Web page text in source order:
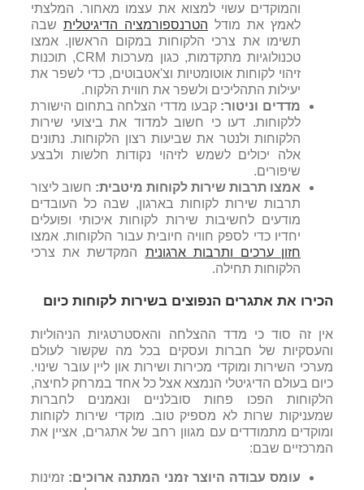
והמוקדים עשוי למצוא את עצמו מאחור. המלצתי
לאמץ את מודל הטרנספורמציה הדיגיטלית שבה
תשימו את צרכי הלקוחות במקום הראשון. אמצו
טכנולוגיות מתקדמות, כגון מערכות CRM, תוכנות
זיהוי לקוחות אוטומטיות וצ'אטבוטים, כדי לשפר את
יעילות התהליכים ולשפר את חווית הלקוח.
מדדים וניטור: קבעו מדדי הצלחה בתחום הישורת
ללקוחות. דעו כי חשוב למדוד את ביצועי שירות
הלקוחות ולנטר את שביעות רצון הלקוחות. נתונים
אלה יכולים לשמש לזיהוי נקודות חלשות ולבצע
שיפורים.
אמצו תרבות שירות לקוחות מיטבית: חשוב ליצור
תרבות שירות לקוחות בארגון, שבה כל העובדים
מודעים לחשיבות שירות לקוחות איכותי ופועלים
יחדיו כדי לספק חוויה חיובית עבור הלקוחות. אמצו
חזון ערכים ותרבות ארגונית המקדשת את צרכי
הלקוחות תחילה.
הכירו את אתגרים הנפוצים בשירות לקוחות כיום
אין זה סוד כי מדד ההצלחה והאסטרטגיות הניהוליות
והעסקיות של חברות ועסקים בכל מה שקשור לעולם
מערכי השירות ומוקדי מכירות ושירות און ליין עובר שינוי.
כיום בעולם הדיגיטלי הנמצא אצל כל אחד במרחק לחיצה,
הלקוחות הפכו פחות סובלניים ונאמנים לחברות
שמעניקות שרות לא מספיק טוב. מוקדי שירות לקוחות
ומוקדים מתמודדים עם מגוון רחב של אתגרים, אציין את
המרכזיים שבם:
עומס עבודה היוצר זמני המתנה ארוכים: זמינות